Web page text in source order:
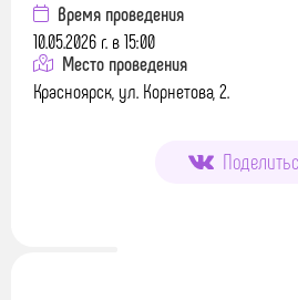
Время проведения
10.05.2026 г. в 15:00
Место проведения
Красноярск, ул. Корнетова, 2.